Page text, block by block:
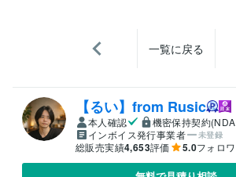
一覧に戻る
【るい】from Rusic
本人確認
機密保持契約
インボイス発行事業者
未登録
総販売実績4,653評価 5.0フォロ